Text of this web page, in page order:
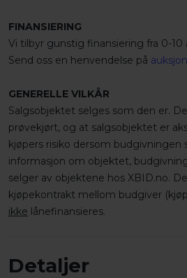
FINANSIERING
Vi tilbyr gunstig finansiering fra 0-
Send oss en henvendelse på
GENERELLE VILKÅR
Salgsobjektet selges som den er.
prøvekjørt, og at salgsobjektet er
kjøpers risiko dersom
informasjon om objektet,
selger av objektene hos XBID.no.
kjøpekontrakt mellom budgiver
ikke lånefinansieres.
Detaljer